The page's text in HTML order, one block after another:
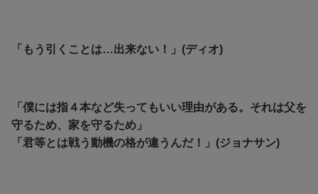
「もう引くことは…出来ない！」(ディオ)
「僕には指４本など失ってもいい理由がある。それは父を
守るため、家を守るため」
「君等とは戦う動機の格が違うんだ！」(ジョナサン)